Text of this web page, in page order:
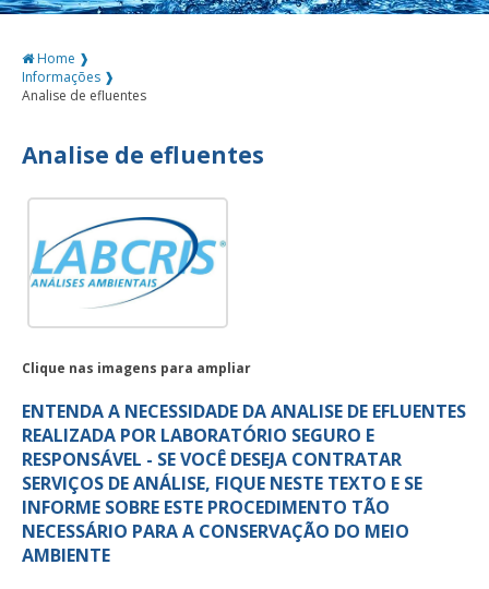
Home ❱
Informações ❱
Analise de efluentes
Analise de efluentes
Clique nas imagens para ampliar
ENTENDA A NECESSIDADE DA ANALISE DE EFLUENTES
REALIZADA POR LABORATÓRIO SEGURO E
RESPONSÁVEL - SE VOCÊ DESEJA CONTRATAR
SERVIÇOS DE ANÁLISE, FIQUE NESTE TEXTO E SE
INFORME SOBRE ESTE PROCEDIMENTO TÃO
NECESSÁRIO PARA A CONSERVAÇÃO DO MEIO
AMBIENTE